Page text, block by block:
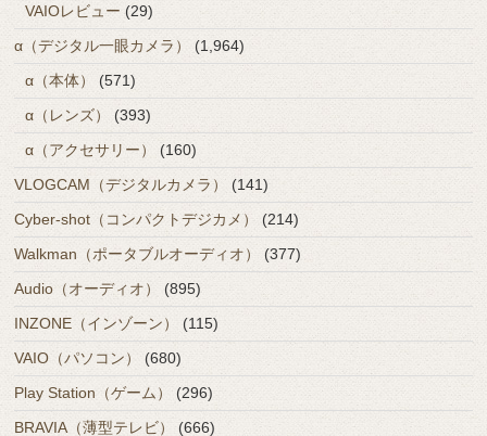
VAIOレビュー (29)
α（デジタル一眼カメラ）
(1,964)
α（本体）
(571)
α（レンズ）
(393)
α（アクセサリー）
(160)
VLOGCAM（デジタルカメラ） (141)
Cyber-shot（コンパクトデジカメ）
(214)
Walkman（ポータブルオーディオ）
(377)
Audio（オーディオ）
(895)
INZONE（インゾーン）
(115)
VAIO（パソコン）
(680)
Play Station（ゲーム）
(296)
BRAVIA（薄型テレビ）
(666)